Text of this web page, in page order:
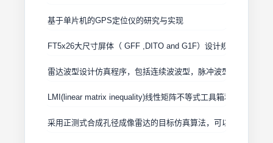
基于单片机的GPS定位仪的研究与实现
FT5x26大尺寸屏体（ GFF ,DITO and G1F）设计规范
雷达波型设计仿真程序，包括连续波波型，脉冲波型，线形调频
LMI(linear matrix inequality)线性矩阵不等式工具箱利用的程序
采用正测式合成孔径成像雷达的目标仿真算法，可以用于初学者